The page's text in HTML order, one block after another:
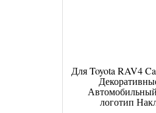
Для Toyota RAV4
логотип